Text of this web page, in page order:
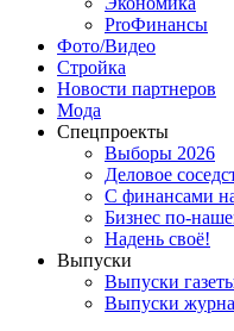
ProФинансы
Фото/Видео
Стройка
Новости партнеров
Мода
Спецпроекты
Выборы 2026
Деловое
С финансами
Бизнес по-
Надень своё!
Выпуски
Выпуски
Выпуски